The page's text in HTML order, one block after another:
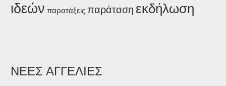
ιδεών παρατάξεις παράταση εκδήλωση
ΝΕΕΣ ΑΓΓΕΛΙΕΣ